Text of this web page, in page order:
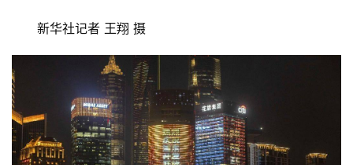
新华社记者 王翔 摄